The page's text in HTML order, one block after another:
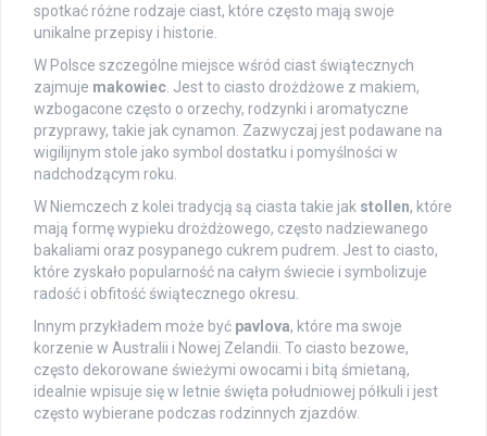
spotkać różne rodzaje ciast, które często mają swoje
unikalne przepisy i historie.
W Polsce szczególne miejsce wśród ciast świątecznych
zajmuje makowiec. Jest to ciasto drożdżowe z makiem,
wzbogacone często o orzechy, rodzynki i aromatyczne
przyprawy, takie jak cynamon. Zazwyczaj jest podawane na
wigilijnym stole jako symbol dostatku i pomyślności w
nadchodzącym roku.
W Niemczech z kolei tradycją są ciasta takie jak stollen, które
mają formę wypieku drożdżowego, często nadziewanego
bakaliami oraz posypanego cukrem pudrem. Jest to ciasto,
które zyskało popularność na całym świecie i symbolizuje
radość i obfitość świątecznego okresu.
Innym przykładem może być pavlova, które ma swoje
korzenie w Australii i Nowej Zelandii. To ciasto bezowe,
często dekorowane świeżymi owocami i bitą śmietaną,
idealnie wpisuje się w letnie święta południowej półkuli i jest
często wybierane podczas rodzinnych zjazdów.